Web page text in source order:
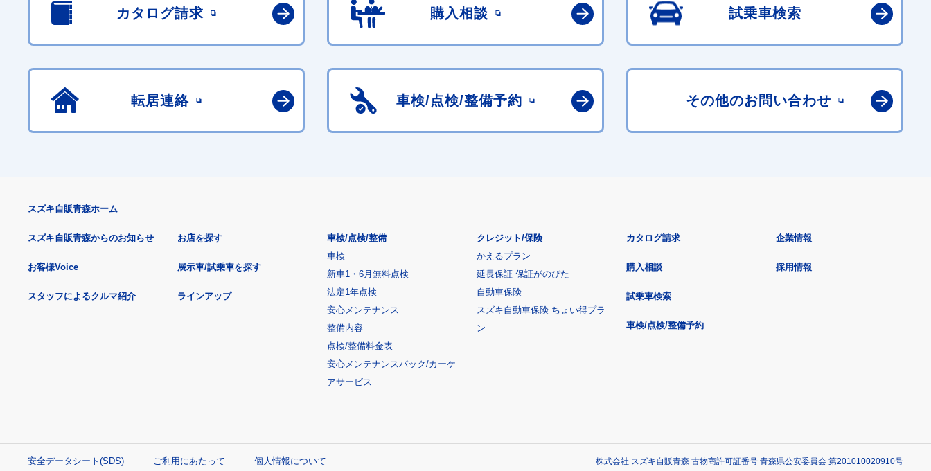
カタログ請求 購入相談 試乗車検索
転居連絡 車検/点検/整備予約 その他のお問い合わせ
スズキ自販青森ホーム
スズキ自販青森からのお知らせ
お客様Voice
スタッフによるクルマ紹介
お店を探す
展示車/試乗車を探す
ラインアップ
車検/点検/整備
車検
新車1・6月無料点検
法定1年点検
安心メンテナンス
整備内容
点検/整備料金表
安心メンテナンスパック/カーケ
アサービス
クレジット/保険
かえるプラン
延長保証 保証がのびた
自動車保険
スズキ自動車保険 ちょい得プラ
ン
カタログ請求
購入相談
試乗車検索
車検/点検/整備予約
企業情報
採用情報
安全データシート(SDS) ご利用にあたって 個人情報について 株式会社 スズキ自販青森 古物商許可証番号 青森県公安委員会 第201010020910号